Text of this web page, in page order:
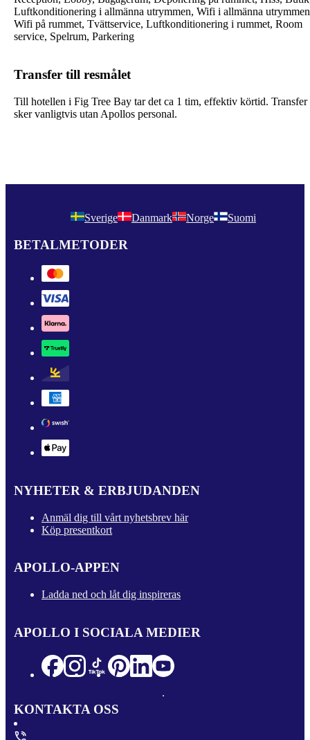
Luftkonditionering i allmänna utrymmen, Wifi i allmänna
Wifi på rummet, Tvättservice, Luftkonditionering i rummet, Room
service, Spelrum, Parkering
Transfer till resmålet
Till hotellen i Fig Tree Bay tar det ca 1 tim, effektiv körtid. Transfer
sker vanligtvis utan Apollos personal.
Sverige Danmark Norge Suomi
BETALMETODER
NYHETER & ERBJUDANDEN
Anmäl dig till vårt nyhetsbrev här
Köp presentkort
APOLLO-APPEN
Ladda ned och låt dig inspireras
APOLLO I SOCIALA MEDIER
KONTAKTA OSS